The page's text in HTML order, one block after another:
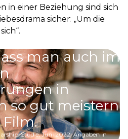
in einer Beziehung sind sich
sicher: „Um die
%
man auch im
in
so gut meistern
Studie, Juni 2022; Angaben in